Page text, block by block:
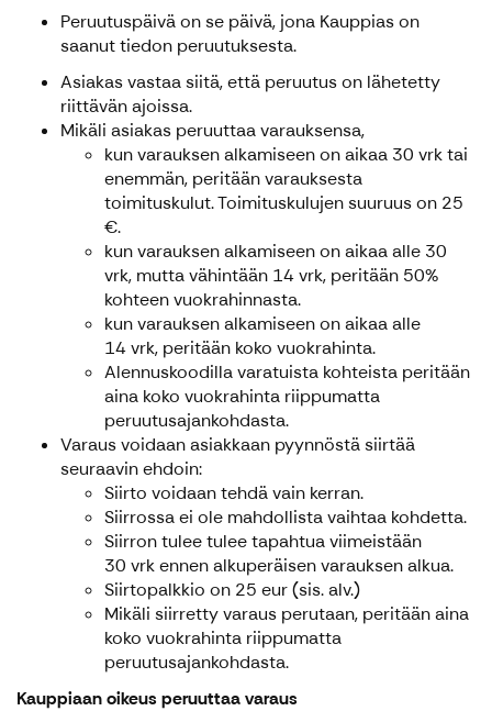
Peruutuspäivä on se päivä, jona Kauppias on
saanut tiedon peruutuksesta.
Asiakas vastaa siitä, että peruutus on lähetetty
riittävän ajoissa.
Mikäli asiakas peruuttaa varauksensa,
kun varauksen alkamiseen on aikaa 30 vrk tai
enemmän, peritään varauksesta
toimituskulut. Toimituskulujen suuruus on 25
€.
kun varauksen alkamiseen on aikaa alle 30
vrk, mutta vähintään 14 vrk, peritään 50%
kohteen vuokrahinnasta.
kun varauksen alkamiseen on aikaa alle
14 vrk, peritään koko vuokrahinta.
Alennuskoodilla varatuista kohteista peritään
aina koko vuokrahinta riippumatta
peruutusajankohdasta.
Varaus voidaan asiakkaan pyynnöstä siirtää
seuraavin ehdoin:
Siirto voidaan tehdä vain kerran.
Siirrossa ei ole mahdollista vaihtaa kohdetta.
Siirron tulee tulee tapahtua viimeistään
30 vrk ennen alkuperäisen varauksen alkua.
Siirtopalkkio on 25 eur (sis. alv.)
Mikäli siirretty varaus perutaan, peritään aina
koko vuokrahinta riippumatta
peruutusajankohdasta.
Kauppiaan oikeus peruuttaa varaus